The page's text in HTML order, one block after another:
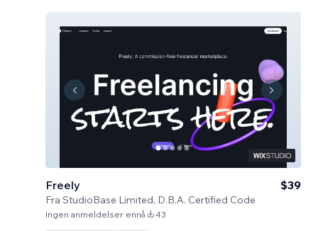
Freely
Fra StudioBase Limited, D.B.A. Certified Code
$39
Ingen anmeldelser ennå 43